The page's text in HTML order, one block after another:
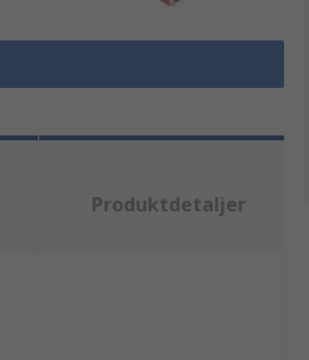
Produktdetaljer